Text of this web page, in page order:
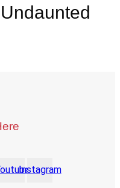
Instagram